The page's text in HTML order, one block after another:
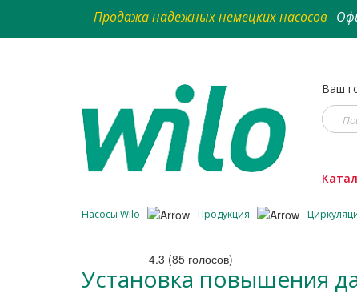
Продажа надежных немецких насосов
Ваш
Насосы Wilo Продукция
4.3 (85 голосов)
Установка повышения